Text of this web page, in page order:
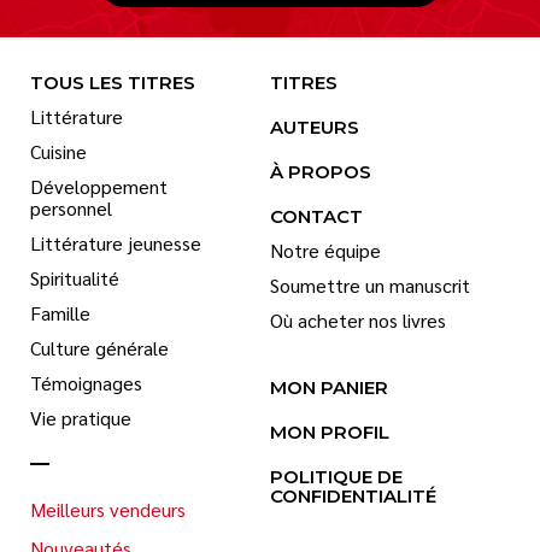
TOUS LES TITRES
Littérature
Cuisine
Développement
personnel
Littérature jeunesse
Spiritualité
Famille
Culture générale
Témoignages
Vie pratique
Meilleurs vendeurs
TITRES
AUTEURS
À PROPOS
CONTACT
Notre équipe
Soumettre un manuscrit
Où acheter nos livres
MON PANIER
MON PROFIL
POLITIQUE DE
CONFIDENTIALITÉ